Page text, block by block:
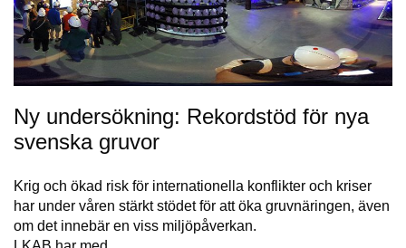
Ny undersökning: Rekordstöd för nya
svenska gruvor
Krig och ökad risk för internationella konflikter och kriser
har under våren stärkt stödet för att öka gruvnäringen, även
om det innebär en viss miljöpåverkan.